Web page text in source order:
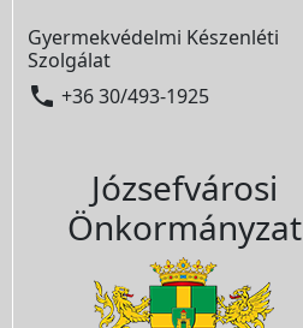
Gyermekvédelmi Készenléti
Szolgálat
 +36 30/493-1925
Józsefvárosi
Önkormányzat